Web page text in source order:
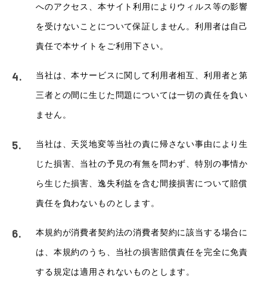
へのアクセス、本サイト利用によりウィルス等の影響
を受けないことについて保証しません。利用者は自己
責任で本サイトをご利用下さい。
当社は、本サービスに関して利用者相互、利用者と第
三者との間に生じた問題については一切の責任を負い
ません。
当社は、天災地変等当社の責に帰さない事由により生
じた損害、当社の予見の有無を問わず、特別の事情か
ら生じた損害、逸失利益を含む間接損害について賠償
責任を負わないものとします。
本規約が消費者契約法の消費者契約に該当する場合に
は、本規約のうち、当社の損害賠償責任を完全に免責
する規定は適用されないものとします。